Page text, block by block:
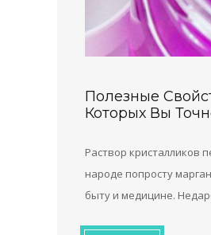
Полезные
Которых Вы
Раствор кристалликов
народе попросту
быту и медицине.